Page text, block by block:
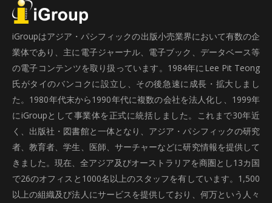
iGroupはアジア・パシフィックの出版小売業界において有数の企
業体であり、主に電子ジャーナル、電子ブック、データベース等
の電子コンテンツを取り扱っています。1984年にLee Pit Teong
氏がタイのバンコクに設立し、その後急速に成長・拡大しまし
た。1980年代末から1990年代に複数の会社を法人化し、1999年
にiGroupとして事業体を正式に統括しました。これまで30年近
く、出版社・図書館と一体となり、アジア・パシフィックの研究
者、教育者、学生、医師、サーチャーなどに研究情報を提供して
きました。現在、全アジア及びオーストラリアを商圏とし13カ国
で26のオフィスと1000名以上のスタッフを有しています。1,500
以上の組織及び法人にサービスを提供しており、何万という人々